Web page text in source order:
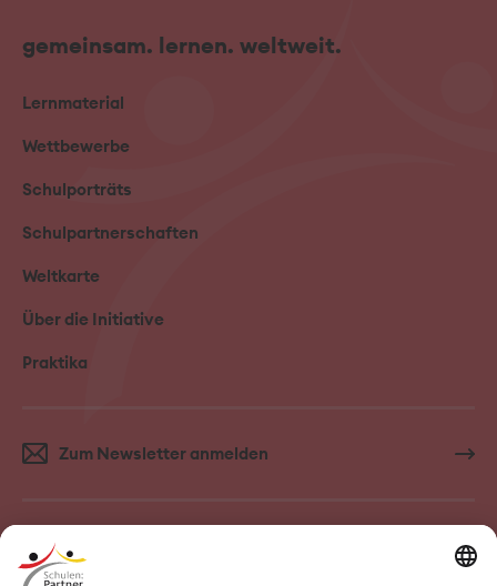
gemeinsam. lernen. weltweit.
Lernmaterial
Wettbewerbe
Schulporträts
Schulpartnerschaften
Weltkarte
Über die Initiative
Praktika
Zum Newsletter anmelden